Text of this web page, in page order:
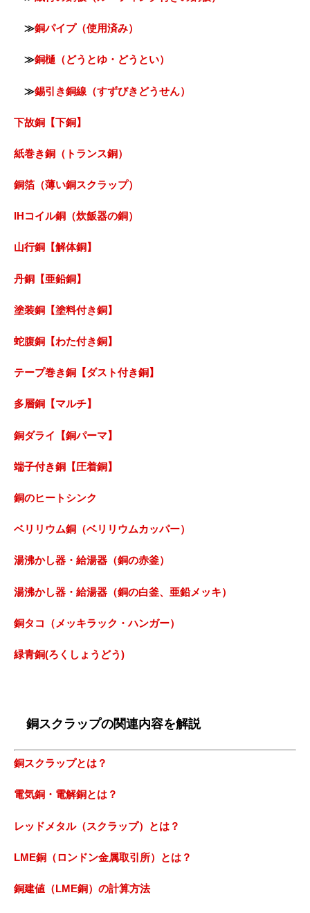
≫銅パイプ（使用済み）
≫銅樋（どうとゆ・どうとい）
≫錫引き銅線（すずびきどうせん）
下故銅【下銅】
紙巻き銅（トランス銅）
銅箔（薄い銅スクラップ）
IHコイル銅（炊飯器の銅）
山行銅【解体銅】
丹銅【亜鉛銅】
塗装銅【塗料付き銅】
蛇腹銅【わた付き銅】
テープ巻き銅【ダスト付き銅】
多層銅【マルチ】
銅ダライ【銅パーマ】
端子付き銅【圧着銅】
銅のヒートシンク
ベリリウム銅（ベリリウムカッパー）
湯沸かし器・給湯器（銅の赤釜）
湯沸かし器・給湯器（銅の白釜、亜鉛メッキ）
銅タコ（メッキラック・ハンガー）
緑青銅(ろくしょうどう)
銅スクラップの関連内容を解説
銅スクラップとは？
電気銅・電解銅とは？
レッドメタル（スクラップ）とは？
LME銅（ロンドン金属取引所）とは？
銅建値（LME銅）の計算方法